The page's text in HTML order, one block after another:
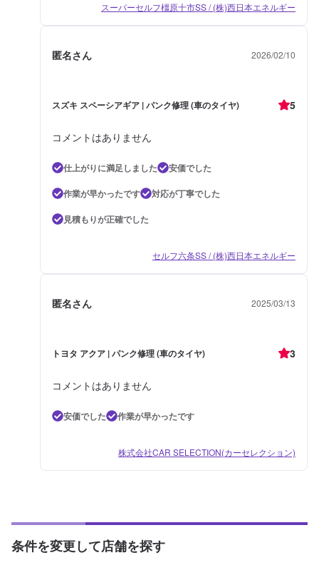
スーパーセルフ橿原十市SS / (株)西日本エネルギー
匿名さん 2026/02/10
スズキ スペーシアギア | パンク修理 (車のタイヤ) 5
コメントはありません
仕上がりに満足しました
安価でした
作業が早かったです
対応が丁寧でした
見積もりが正確でした
セルフ六条SS / (株)西日本エネルギー
匿名さん 2025/03/13
トヨタ アクア | パンク修理 (車のタイヤ) 3
コメントはありません
安価でした 作業が早かったです
株式会社CAR SELECTION(カーセレクション)
条件を変更して店舗を探す